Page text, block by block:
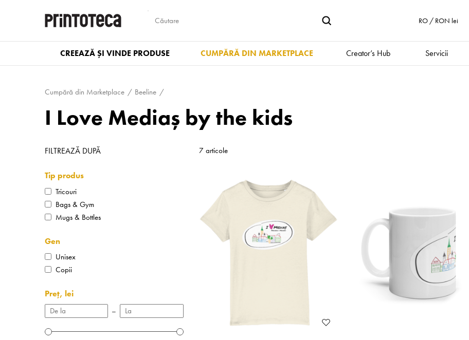
RO / RON lei
CREEAZĂ ȘI VINDE PRODUSE CUMPĂRĂ DIN MARKETPLACE Creator’s Hub Servicii
Cumpără din Marketplace Beeline
I Love Mediaș by the kids
FILTREAZĂ DUPĂ
Tip produs
Tricouri
Bags & Gym
Mugs & Bottles
Gen
Unisex
Copii
Preț, lei
–
7 articole